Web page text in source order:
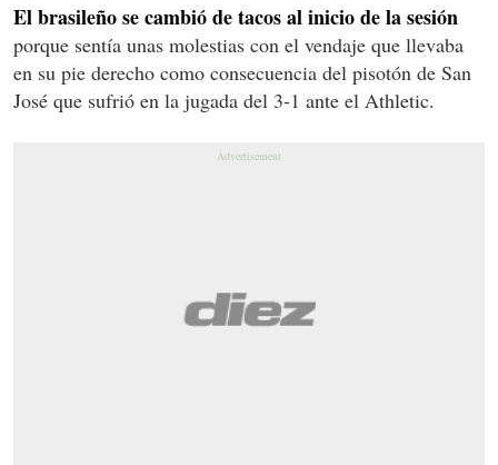
El brasileño se cambió de tacos al inicio de la sesión
porque sentía unas molestias con el vendaje que llevaba
en su pie derecho como consecuencia del pisotón de San
José que sufrió en la jugada del 3-1 ante el Athletic.